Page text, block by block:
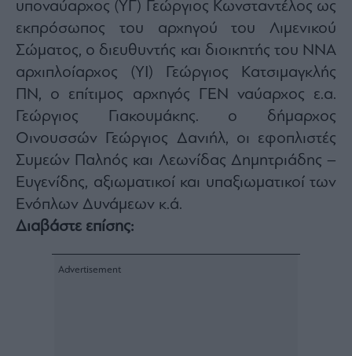
υποναύαρχος (ΥΓ) Γεώργιος Κωνσταντέλος ως
εκπρόσωπος του αρχηγού του Λιμενικού
Σώματος, ο διευθυντής και διοικητής του ΝΝΑ
αρχιπλοίαρχος (ΥΙ) Γεώργιος Κατσιμαγκλής
ΠΝ, ο επίτιμος αρχηγός ΓΕΝ ναύαρχος ε.α.
Γεώργιος Γιακουμάκης. ο δήμαρχος
Οινουσσών Γεώργιος Δανιήλ, οι εφοπλιστές
Συμεών Παληός και Λεωνίδας Δημητριάδης –
Ευγενίδης, αξιωματικοί και υπαξιωματικοί των
Ενόπλων Δυνάμεων κ.ά.
Διαβάστε επίσης: